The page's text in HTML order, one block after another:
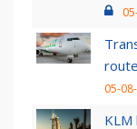
05-